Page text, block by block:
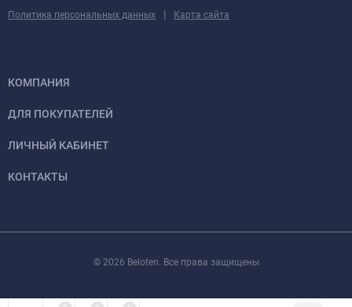
Политика персональных данных | Карта сайта
КОМПАНИЯ
ДЛЯ ПОКУПАТЕЛЕЙ
ЛИЧНЫЙ КАБИНЕТ
КОНТАКТЫ
© 2026 Beloten. Все права защищены